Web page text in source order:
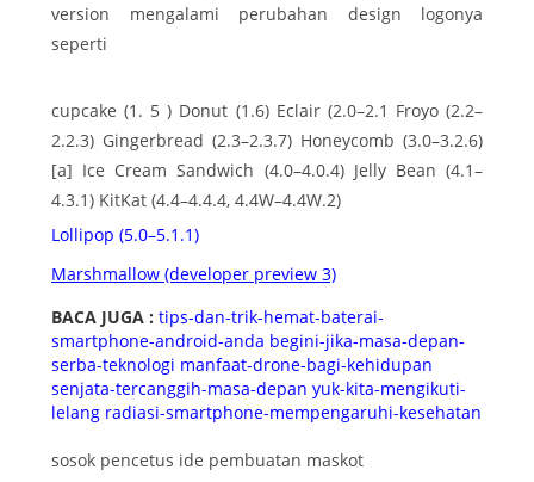
version mengalami perubahan design logonya
seperti
cupcake (1. 5 ) Donut (1.6) Eclair (2.0–2.1 Froyo (2.2–
2.2.3) Gingerbread (2.3–2.3.7) Honeycomb (3.0–3.2.6)
[a] Ice Cream Sandwich (4.0–4.0.4) Jelly Bean (4.1–
4.3.1) KitKat (4.4–4.4.4, 4.4W–4.4W.2)
Lollipop (5.0–5.1.1)
Marshmallow (developer preview 3)
BACA JUGA : tips-dan-trik-hemat-baterai-
smartphone-android-anda begini-jika-masa-depan-
serba-teknologi manfaat-drone-bagi-kehidupan
senjata-tercanggih-masa-depan yuk-kita-mengikuti-
lelang radiasi-smartphone-mempengaruhi-kesehatan
sosok pencetus ide pembuatan maskot